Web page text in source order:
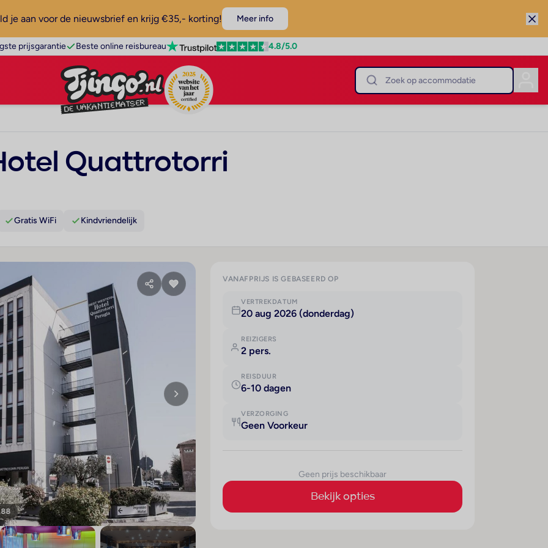
je aan voor de nieuwsbrief en krijg €35,- korting! Meer info
prijsgarantie Beste online reisbureau 4.8/5.0
Quattrotorri
Gratis WiFi Kindvriendelijk
VANAFPRIJS IS GEBASEERD OP
VERTREKDATUM
20 aug 2026 (donderdag)
REIZIGERS
2 pers.
REISDUUR
6-10 dagen
VERZORGING
Geen Voorkeur
Geen prijs beschikbaar
Bekijk opties